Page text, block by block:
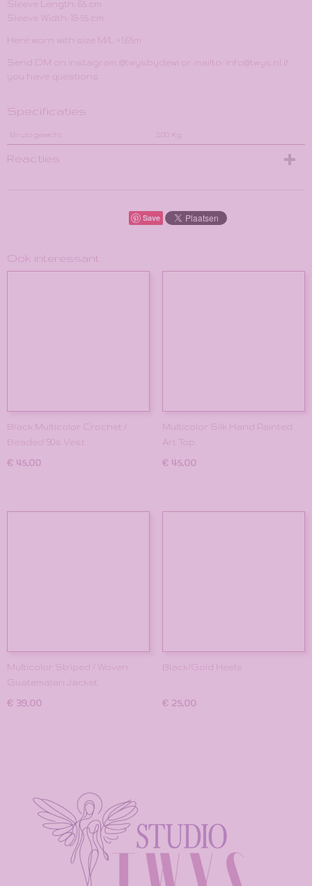
Sleeve Length: 65 cm
Sleeve Width: 18-55 cm
Here worn with size M/L > 1.65m
Send DM on instagram @twysbydewi or mailto: info@twys.nl if
you have questions
Specificaties
Bruto gewicht 2,00 Kg
Reacties
Save
Ook interessant
Black Multicolor Crochet /
Beaded '90s Vest
€ 45,00
Multicolor Silk Hand Painted
Art Top
€ 45,00
Multicolor Striped / Woven
Guatemalan Jacket
€ 39,00
Black/Gold Heels
€ 25,00